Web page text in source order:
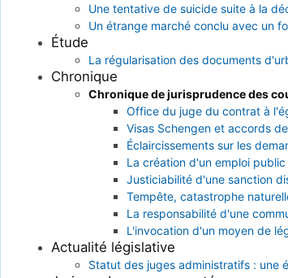
Une tentative de suicide suite à la
Un étrange marché conclu avec un
Étude
La régularisation des documents
Chronique
Chronique de jurisprudence des
Office du juge du contrat à
Visas Schengen et accords
Éclaircissements sur les
La création d'un emploi
Justiciabilité d'une sanction
Tempête, catastrophe
La responsabilité d'une
L'invocation d'un moyen de
Actualité législative
Statut des juges administratifs : une